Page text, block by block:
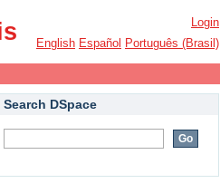
Login
English Español Português (Brasil)
Search DSpace